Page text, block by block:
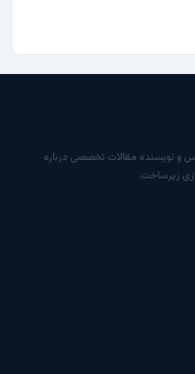
نویسنده مقالات تخصصی درباره